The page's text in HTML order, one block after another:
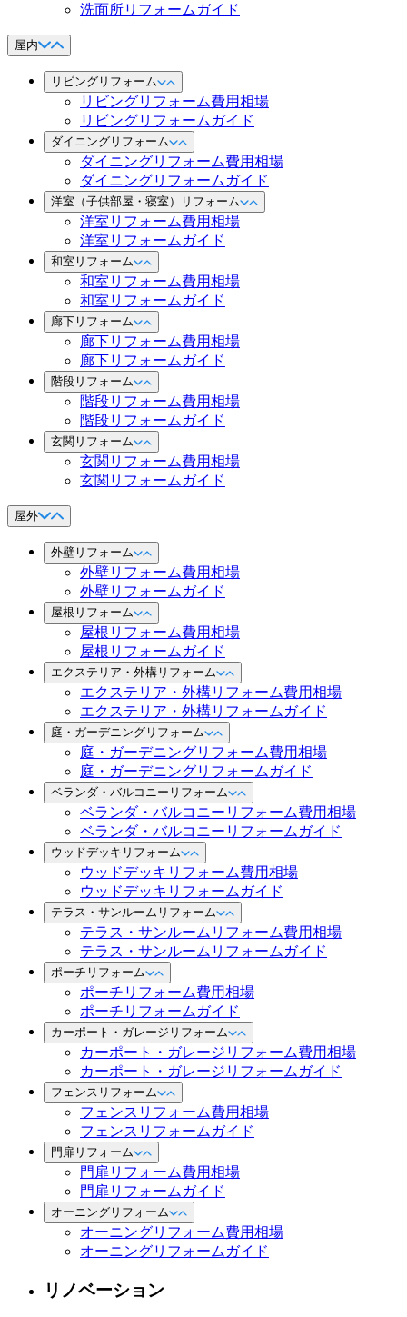
洗面所リフォームガイド
屋内
リビングリフォーム
リビングリフォーム費用相場
リビングリフォームガイド
ダイニングリフォーム
ダイニングリフォーム費用相場
ダイニングリフォームガイド
洋室（子供部屋・寝室）リフォーム
洋室リフォーム費用相場
洋室リフォームガイド
和室リフォーム
和室リフォーム費用相場
和室リフォームガイド
廊下リフォーム
廊下リフォーム費用相場
廊下リフォームガイド
階段リフォーム
階段リフォーム費用相場
階段リフォームガイド
玄関リフォーム
玄関リフォーム費用相場
玄関リフォームガイド
屋外
外壁リフォーム
外壁リフォーム費用相場
外壁リフォームガイド
屋根リフォーム
屋根リフォーム費用相場
屋根リフォームガイド
エクステリア・外構リフォーム
エクステリア・外構リフォーム費用相場
エクステリア・外構リフォームガイド
庭・ガーデニングリフォーム
庭・ガーデニングリフォーム費用相場
庭・ガーデニングリフォームガイド
ベランダ・バルコニーリフォーム
ベランダ・バルコニーリフォーム費用相場
ベランダ・バルコニーリフォームガイド
ウッドデッキリフォーム
ウッドデッキリフォーム費用相場
ウッドデッキリフォームガイド
テラス・サンルームリフォーム
テラス・サンルームリフォーム費用相場
テラス・サンルームリフォームガイド
ポーチリフォーム
ポーチリフォーム費用相場
ポーチリフォームガイド
カーポート・ガレージリフォーム
カーポート・ガレージリフォーム費用相場
カーポート・ガレージリフォームガイド
フェンスリフォーム
フェンスリフォーム費用相場
フェンスリフォームガイド
門扉リフォーム
門扉リフォーム費用相場
門扉リフォームガイド
オーニングリフォーム
オーニングリフォーム費用相場
オーニングリフォームガイド
リノベーション